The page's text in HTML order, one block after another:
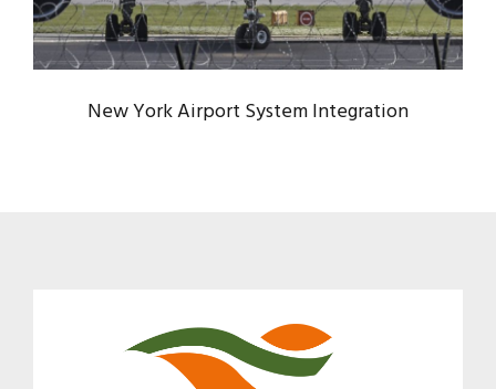
New York Airport System Integration